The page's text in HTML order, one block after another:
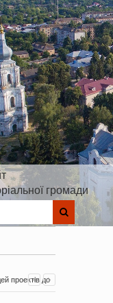
громади
проектів до